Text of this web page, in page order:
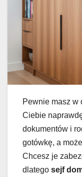
Pewnie masz w
Ciebie
dokumentów i
gotówkę, a
Chcesz je
dlatego sejf